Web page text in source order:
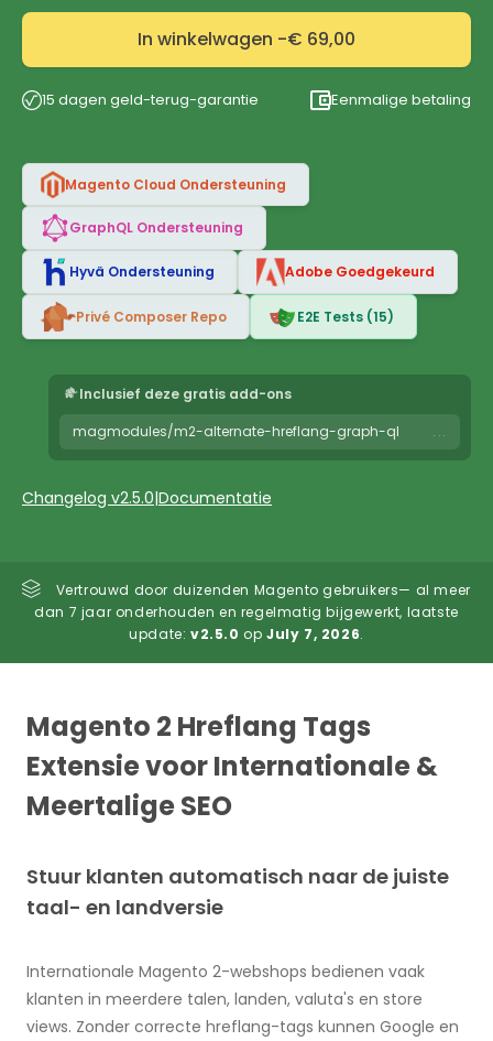
In winkelwagen -€ 69,00
15 dagen geld-terug-garantie Eenmalige betaling
Magento Cloud Ondersteuning
GraphQL Ondersteuning
Hyvä Ondersteuning Adobe Goedgekeurd
Privé Composer Repo E2E Tests (15)
Inclusief deze gratis add-ons
magmodules/m2-alternate-hreflang-graph-ql
...
Changelog v2.5.0|Documentatie
Vertrouwd door duizenden Magento gebruikers— al meer
dan 7 jaar onderhouden en regelmatig bijgewerkt, laatste
update: v2.5.0 op July 7, 2026.
Magento 2 Hreflang Tags
Extensie voor Internationale &
Meertalige SEO
Stuur klanten automatisch naar de juiste
taal- en landversie
Internationale Magento 2-webshops bedienen vaak
klanten in meerdere talen, landen, valuta's en store
views. Zonder correcte hreflang-tags kunnen Google en